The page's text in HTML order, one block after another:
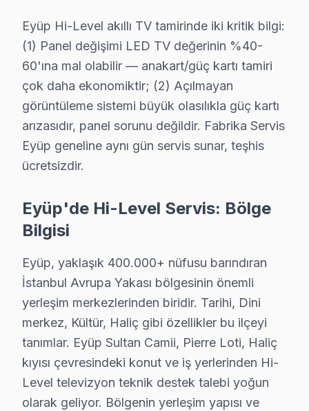
Hi-Level Servis Merkezi →
Rami Yeni Hi-Level Servis
Rami Yeni'deki Hi-Level TV kullanıcılarına ikinci el cihaz
Eyüp TV Servis Merkezi →
Sakarya Hi-Level Servis
Silahtarağa Hi-Level Servis
Eyüp'da Silahtarağa bölgesindeki Hi-Level kullanıcılarına
Topçular Hi-Level Servis
Topçular mahallesi Hi-Level TV servisinde şeffaf
Topçular Hi-Level Anakart Tamiri →
Yeşilpınar Hi-Level Servis
Hi-Level TV'niz Yeşilpınar'de arıza yaptıysa
Eyüp Hi-Level Servis →
Eyüp Hi-Level akıllı TV tamirinde iki kritik bilgi:
(1) Panel değişimi LED TV değerinin %40-
60'ına mal olabilir — anakart/güç kartı tamiri
çok daha ekonomiktir; (2) Açılmayan
görüntüleme sistemi büyük olasılıkla güç kartı
arızasıdır, panel sorunu değildir. Fabrika Servis
Eyüp geneline aynı gün servis sunar, teşhis
ücretsizdir.
Eyüp'de Hi-Level Servis: Bölge
Bilgisi
Eyüp, yaklaşık 400.000+ nüfusu barındıran
İstanbul Avrupa Yakası bölgesinin önemli
yerleşim merkezlerinden biridir. Tarihi, Dini
merkez, Kültür, Haliç gibi özellikler bu ilçeyi
tanımlar. Eyüp Sultan Camii, Pierre Loti, Haliç
kıyısı çevresindeki konut ve iş yerlerinden Hi-
Level televizyon teknik destek talebi yoğun
olarak geliyor. Bölgenin yerleşim yapısı ve